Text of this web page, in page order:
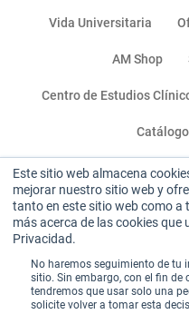
Este sitio web almacena
mejorar nuestro sitio web y
tanto en este sitio web como a
más acerca de las cookies
Privacidad.
No haremos seguimiento de tu
sitio. Sin embargo, con el fin de
tendremos que usar solo una
solicite volver a tomar esta
Vida Universitaria
AM Shop
Centro de Estudios
Miembro de:
Sitio institucional